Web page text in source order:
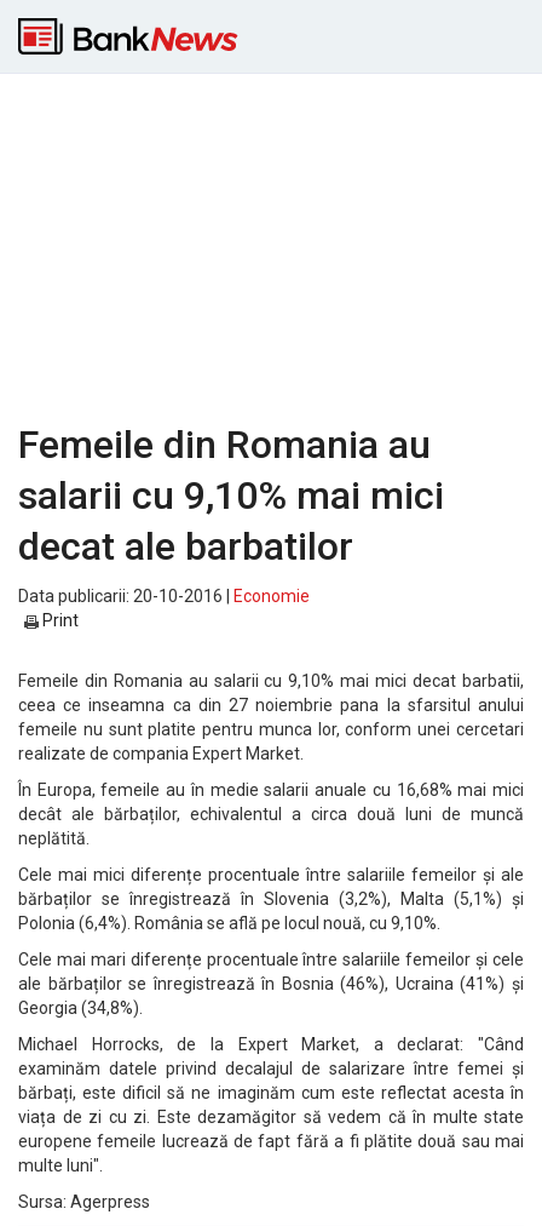
Femeile din Romania au
salarii cu 9,10% mai mici
decat ale barbatilor
Data publicarii: 20-10-2016 |
Economie
Print
Femeile din Romania au salarii cu 9,10% mai mici decat barbatii,
ceea ce inseamna ca din 27 noiembrie pana la sfarsitul anului
femeile nu sunt platite pentru munca lor, conform unei cercetari
realizate de compania Expert Market.
În Europa, femeile au în medie salarii anuale cu 16,68% mai mici
decât ale bărbaților, echivalentul a circa două luni de muncă
neplătită.
Cele mai mici diferențe procentuale între salariile femeilor și ale
bărbaților se înregistrează în Slovenia (3,2%), Malta (5,1%) și
Polonia (6,4%). România se află pe locul nouă, cu 9,10%.
Cele mai mari diferențe procentuale între salariile femeilor și cele
ale bărbaților se înregistrează în Bosnia (46%), Ucraina (41%) și
Georgia (34,8%).
Michael Horrocks, de la Expert Market, a declarat: "Când
examinăm datele privind decalajul de salarizare între femei și
bărbați, este dificil să ne imaginăm cum este reflectat acesta în
viața de zi cu zi. Este dezamăgitor să vedem că în multe state
europene femeile lucrează de fapt fără a fi plătite două sau mai
multe luni".
Sursa: Agerpress